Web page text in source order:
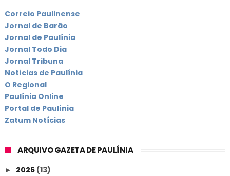
Correio Paulinense
Jornal de Barão
Jornal de Paulínia
Jornal Todo Dia
Jornal Tribuna
Notícias de Paulínia
O Regional
Paulínia Online
Portal de Paulínia
Zatum Notícias
ARQUIVO GAZETA DE PAULÍNIA
► 2026 (13)